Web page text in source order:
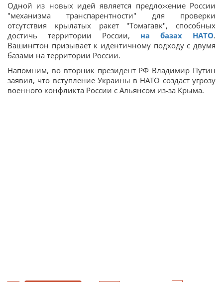
Одной из новых идей является предложение России
"механизма транспарентности" для проверки
отсутствия крылатых ракет "Томагавк", способных
достичь территории России, на базах НАТО.
Вашингтон призывает к идентичному подходу с двумя
базами на территории России.
Напомним, во вторник президент РФ Владимир Путин
заявил, что вступление Украины в НАТО создаст угрозу
военного конфликта России с Альянсом из-за Крыма.